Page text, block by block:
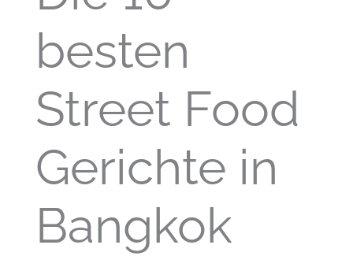
besten
Street Food
Gerichte in
Bangkok